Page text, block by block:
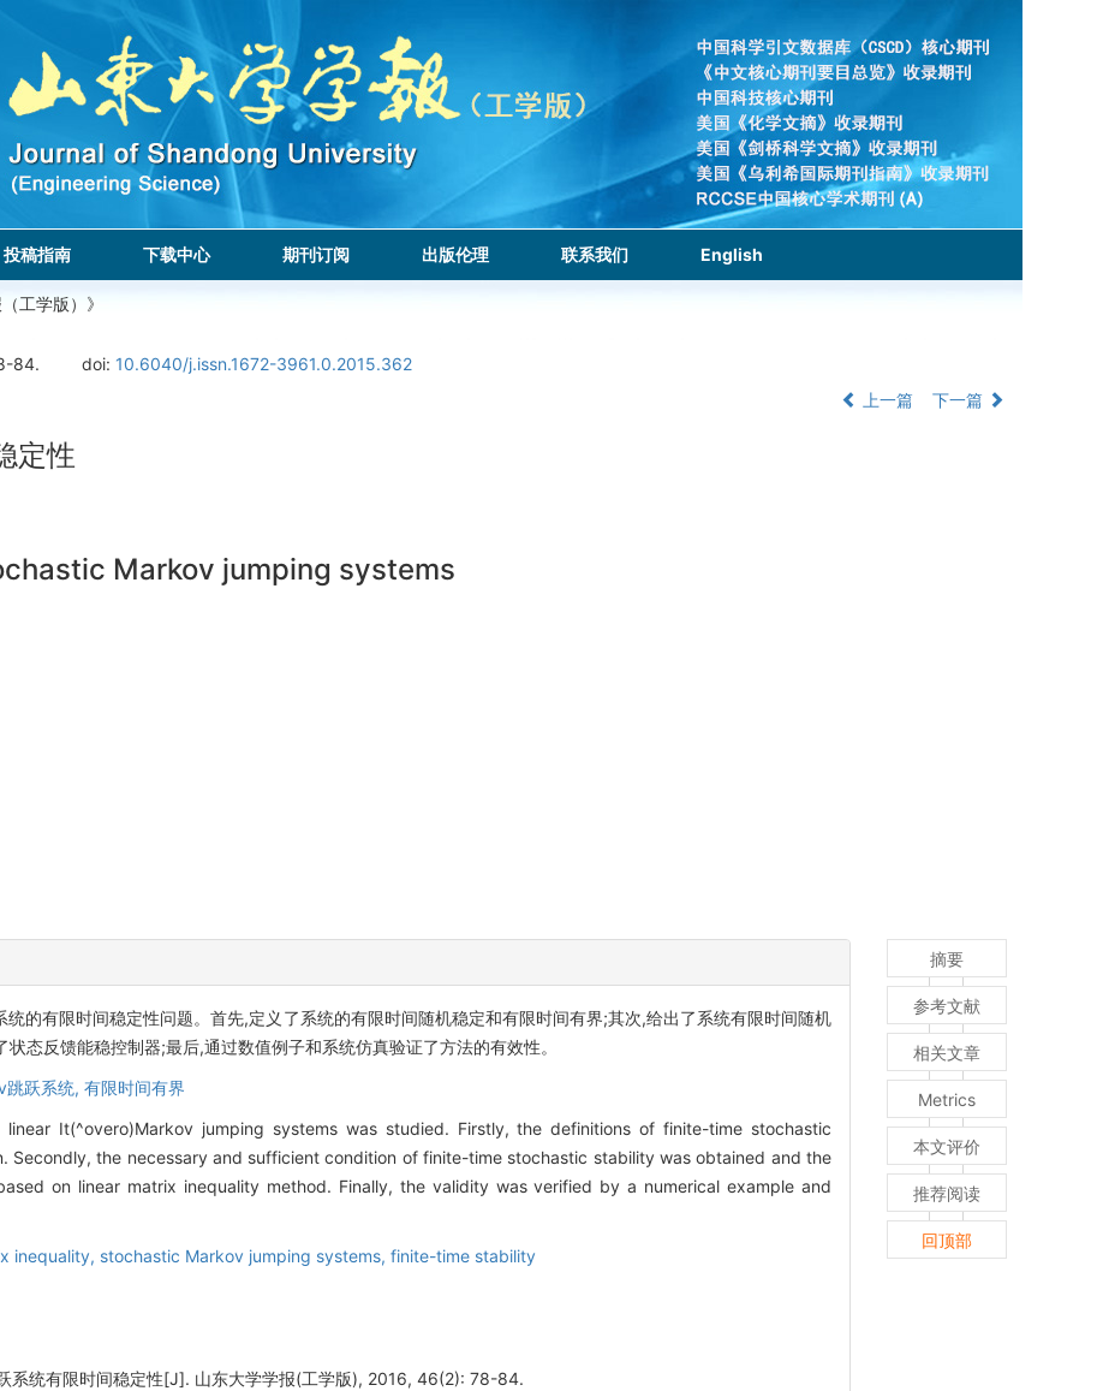
投稿指南 下载中心 期刊订阅 出版伦理 联系我们 English
工学版）》
84. doi: 10.6040/j.issn.1672-3961.0.2015.362
上一篇 下一篇
定性
Markov jumping systems
的有限时间稳定性问题。首先,定义了系统的有限时间随机稳定和有限时间有界;其次,给出了系统有限时间随机
态反馈能稳控制器;最后,通过数值例子和系统仿真验证了方法的有效性。
跳跃系统, 有限时间有界
It(^overo)Markov jumping systems was studied. Firstly, the definitions of finite-time stochastic
Secondly, the necessary and sufficient condition of finite-time stochastic stability was obtained and the
on linear matrix inequality method. Finally, the validity was verified by a numerical example and
inequality, stochastic Markov jumping systems, finite-time stability
系统有限时间稳定性[J]. 山东大学学报(工学版), 2016, 46(2): 78-84.
摘要
参考文献
相关文章
Metrics
本文评价
推荐阅读
回顶部